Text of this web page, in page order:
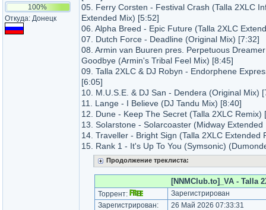
100%
Откуда: Донецк
05. Ferry Corsten - Festival Crash (Talla 2XLC
Extended Mix) [5:52]
06. Alpha Breed - Epic Future (Talla 2XLC
07. Dutch Force - Deadline (Original Mix) [7:32]
08. Armin van Buuren pres. Perpetuous
Goodbye (Armin's Tribal Feel Mix) [8:45]
09. Talla 2XLC & DJ Robyn - Endorphene
[6:05]
10. M.U.S.E. & DJ San - Dendera (Original Mix)
11. Lange - I Believe (DJ Tandu Mix) [8:40]
12. Dune - Keep The Secret (Talla 2XLC Remix)
13. Solarstone - Solarcoaster (Midway Extended
14. Traveller - Bright Sign (Talla 2XLC Extended
15. Rank 1 - It's Up To You (Symsonic)
Продолжение треклиста:
[NNMClub.to]_VA - Talla
Торрент:
Зарегистрирован
Зарегистрирован:
26 Май 2026 07:33:31